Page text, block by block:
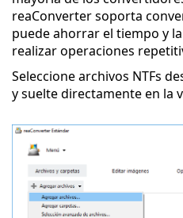
reaConverter soporta
puede ahorrar el tiempo y
realizar operaciones
Seleccione archivos NTFs
y suelte directamente en la